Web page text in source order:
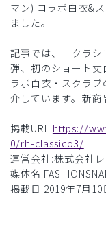
マン) コラボ白衣&
ました。
記事では、「クラ
弾、初のショート
ラボ白衣・スクラ
介しています。新商
掲載URL:https://
0/rh-classico3/
運営会社:株式会社
媒体名
掲載日:2019年7月10